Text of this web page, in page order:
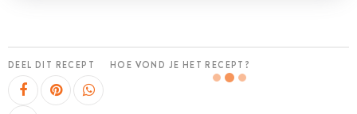
DEEL DIT RECEPT HOE VOND JE HET RECEPT?